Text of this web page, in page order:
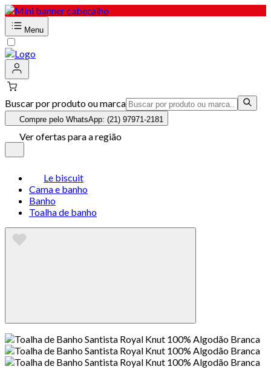
Menu
Buscar por produto ou marca
Compre pelo WhatsApp: (21) 97971-2181
Ver ofertas para a região
Le biscuit
Cama e banho
Banho
Toalha de banho